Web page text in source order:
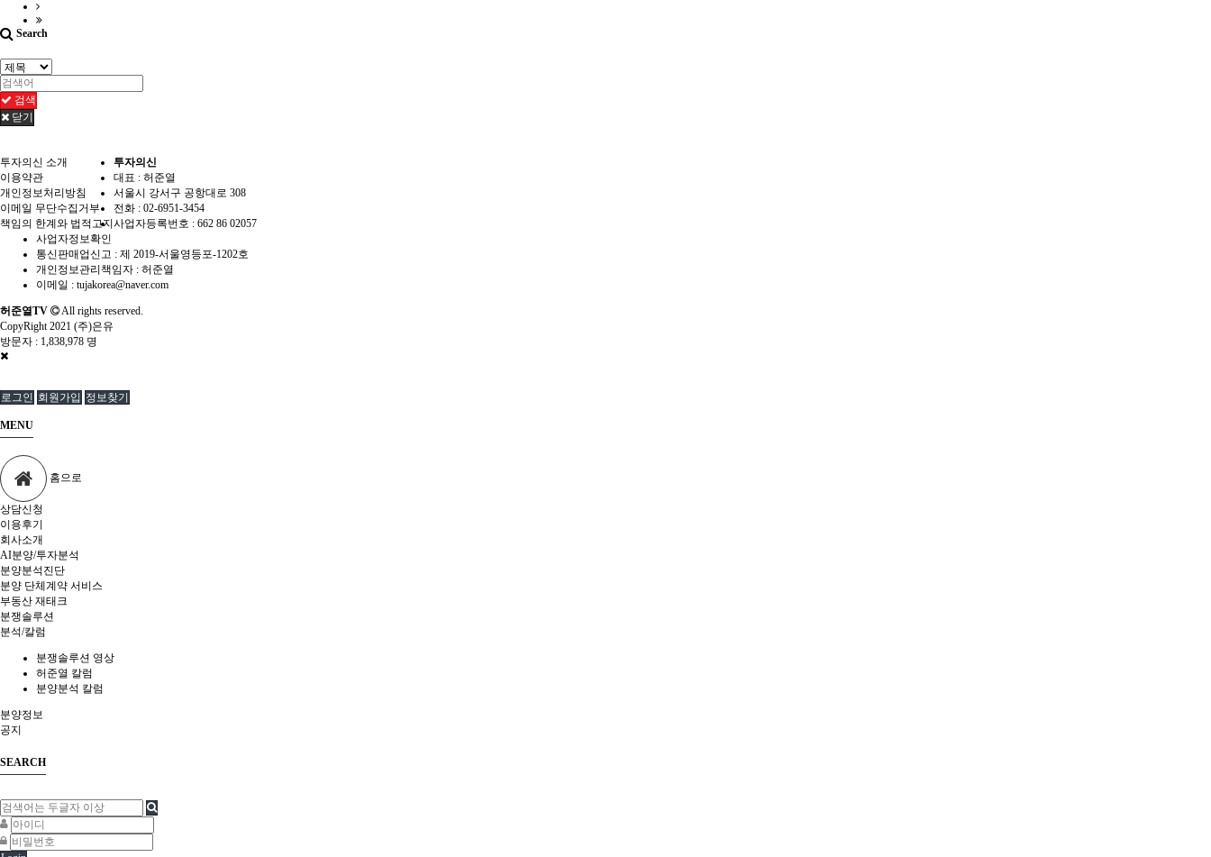
Search
검색
닫기
투자의신 소개
이용약관
개인정보처리방침
이메일 무단수집거부
책임의 한계와 법적고지
투자의신
대표 : 허준열
서울시 강서구 공항대로 308
전화 : 02-6951-3454
사업자등록번호 : 662 86 02057
사업자정보확인
통신판매업신고 : 제 2019-서울영등포-1202호
개인정보관리책임자 : 허준열
이메일 : tujakorea@naver.com
허준열TV
All rights reserved.
CopyRight 2021 (주)은유
방문자 : 1,838,978 명
로그인 회원가입 정보찾기
MENU
홈으로
상담신청
이용후기
회사소개
AI분양/투자분석
분양분석진단
분양 단체계약 서비스
부동산 재태크
분쟁솔루션
분석/칼럼
분쟁솔루션 영상
허준열 칼럼
분양분석 칼럼
분양정보
공지
SEARCH